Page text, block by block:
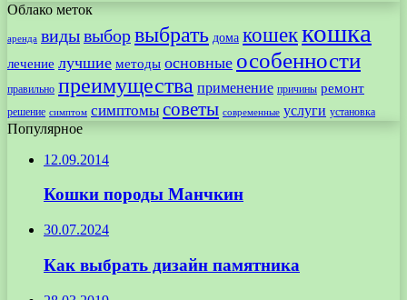
Облако меток
аренда видывыборвыбрать дома кошеккошка
лечение лучшие методы основные особенности
правильно преимущества применение причины ремонт
решение симптом симптомы советы современные услуги установка
Популярное
12.09.2014
Кошки породы Манчкин
30.07.2024
Как выбрать дизайн памятника